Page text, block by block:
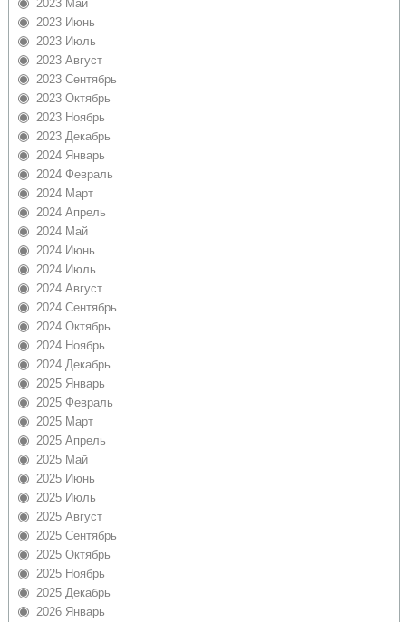
2023 Май
2023 Июнь
2023 Июль
2023 Август
2023 Сентябрь
2023 Октябрь
2023 Ноябрь
2023 Декабрь
2024 Январь
2024 Февраль
2024 Март
2024 Апрель
2024 Май
2024 Июнь
2024 Июль
2024 Август
2024 Сентябрь
2024 Октябрь
2024 Ноябрь
2024 Декабрь
2025 Январь
2025 Февраль
2025 Март
2025 Апрель
2025 Май
2025 Июнь
2025 Июль
2025 Август
2025 Сентябрь
2025 Октябрь
2025 Ноябрь
2025 Декабрь
2026 Январь